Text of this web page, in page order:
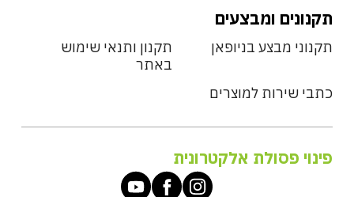
תקנונים ומבצעים
תקנוני מבצע בניופאן
תקנון ותנאי שימוש
באתר
כתבי שירות למוצרים
פינוי פסולת אלקטרונית